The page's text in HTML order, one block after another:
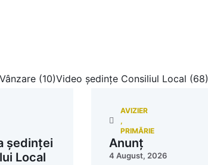
Vânzare (10)Video ședințe Consiliul Local (68)
ședinței
Local
AVIZIER
,
PRIMĂRIE
Anunț
4 August, 2026